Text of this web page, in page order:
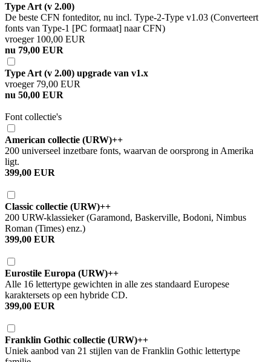
Type Art (v 2.00)
De beste CFN fonteditor, nu incl. Type-2-Type v1.03 (Converteert
fonts van Type-1 [PC formaat] naar CFN)
vroeger 100,00 EUR
nu 79,00 EUR
Type Art (v 2.00) upgrade van v1.x
vroeger 79,00 EUR
nu 50,00 EUR
Font collectie's
American collectie (URW)++
200 universeel inzetbare fonts, waarvan de oorsprong in Amerika
ligt.
399,00 EUR
Classic collectie (URW)++
200 URW-klassieker (Garamond, Baskerville, Bodoni, Nimbus
Roman (Times) enz.)
399,00 EUR
Eurostile Europa (URW)++
Alle 16 lettertype gewichten in alle zes standaard Europese
karaktersets op een hybride CD.
399,00 EUR
Franklin Gothic collectie (URW)++
Uniek aanbod van 21 stijlen van de Franklin Gothic lettertype